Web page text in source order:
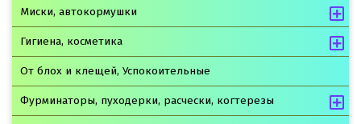
Миски, автокормушки
Гигиена, косметика
От блох и клещей, Успокоительные
Фурминаторы, пуходерки, расчески, когтерезы